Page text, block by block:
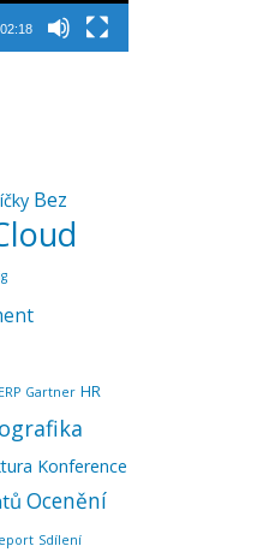
02:18
Bez
ERP Gartner HR
Konference
Ocenění
Sdílení